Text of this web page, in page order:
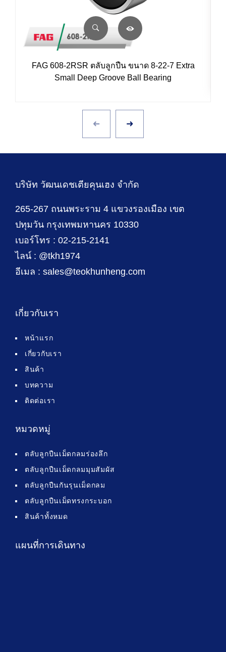
FAG 608-2RSR ตลับลูกปืน ขนาด 8-22-7 Extra
Small Deep Groove Ball Bearing
บริษัท วัฒนเดชเตียคุนเฮง จำกัด
265-267 ถนนพระราม 4 แขวงรองเมือง เขต
ปทุมวัน กรุงเทพมหานคร 10330
เบอร์โทร : 02-215-2141
ไลน์ : @tkh1974
อีเมล : sales@teokhunheng.com
เกี่ยวกับเรา
หน้าแรก
เกี่ยวกับเรา
สินค้า
บทความ
ติดต่อเรา
หมวดหมู่
ตลับลูกปืนเม็ดกลมร่องลึก
ตลับลูกปืนเม็ดกลมมุมสัมผัส
ตลับลูกปืนกันรุนเม็ดกลม
ตลับลูกปืนเม็ดทรงกระบอก
สินค้าทั้งหมด
แผนที่การเดินทาง